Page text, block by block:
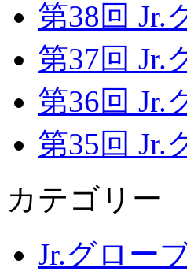
第38回 Jr.
第37回 Jr.
第36回 Jr.
第35回 Jr.
カテゴリー
Jr.グロー